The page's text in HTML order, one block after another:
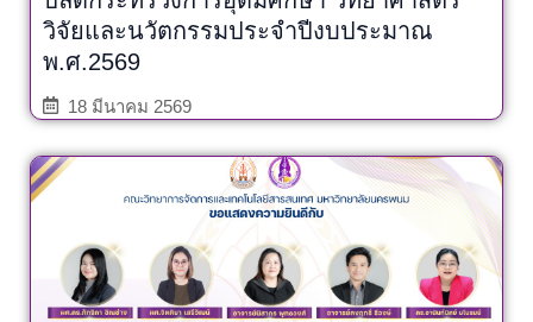
วิจัยและนวัตกรรมประจำปีงบประมาณ
พ.ศ.2569
18 มีนาคม 2569